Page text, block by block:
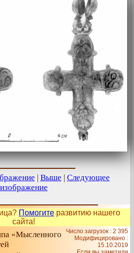
Выше
Следующее
изображение
Помогите развитию нашего
сайта!
«Мысленного
Число загрузок : 2 395
Модифицировано :
15.10.2019